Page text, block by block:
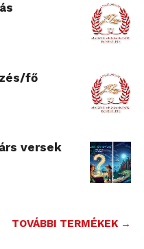
fő
versek
TOVÁBBI TERMÉKEK →